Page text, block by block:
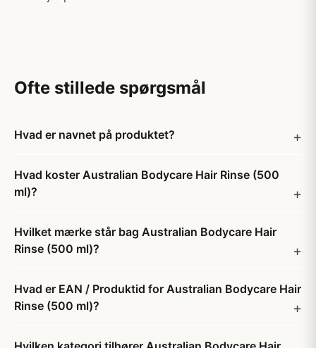
Ofte stillede spørgsmål
Hvad er navnet på produktet?
Hvad koster Australian Bodycare Hair Rinse (500
ml)?
Hvilket mærke står bag Australian Bodycare Hair
Rinse (500 ml)?
Hvad er EAN / Produktid for Australian Bodycare Hair
Rinse (500 ml)?